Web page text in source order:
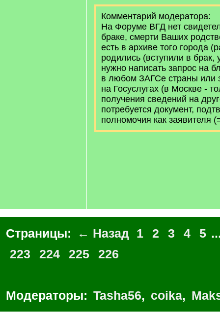
Комментарий модератора:
На Форуме ВГД нет
браке, смерти Ваших
есть в архиве того города
родились (вступили в брак,
нужно написать запрос на
в любом ЗАГСе страны или
на Госуслугах (в Москве -
получения сведений на
потребуется документ,
полномочия как заявителя
Страницы: ← Назад 1 2 3 4 5
223
224 225 226
Модераторы: Tasha56, coika,